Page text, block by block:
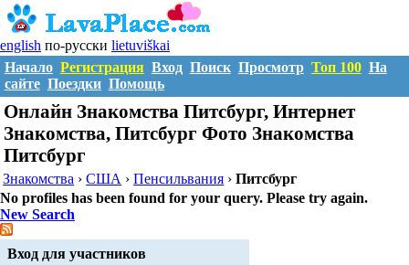
english по-русски lietuviškai
Начало Регистрация Вход Поиск Просмотр Топ 100 На
сайте Поездки Помощь
Онлайн Знакомства Питсбург, Интернет
Знакомства, Питсбург Фото Знакомства
Питсбург
Знакомства ›США ›Пенсильвания ›Питсбург
No profiles has been found for your query. Please try again.
New Search
Вход для участников